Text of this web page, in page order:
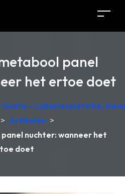
panel
het ertoe doet
– Labinterpretatie,
> Artikelen >
nuchter: wanneer het
doet